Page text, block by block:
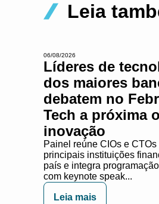
Leia
06/08/2026
Líderes de
dos maiores
debatem no
Tech a próxima
inovação
Painel reúne CIOs e CTOs
principais instituições
país e integra
com keynote speak...
Leia mais